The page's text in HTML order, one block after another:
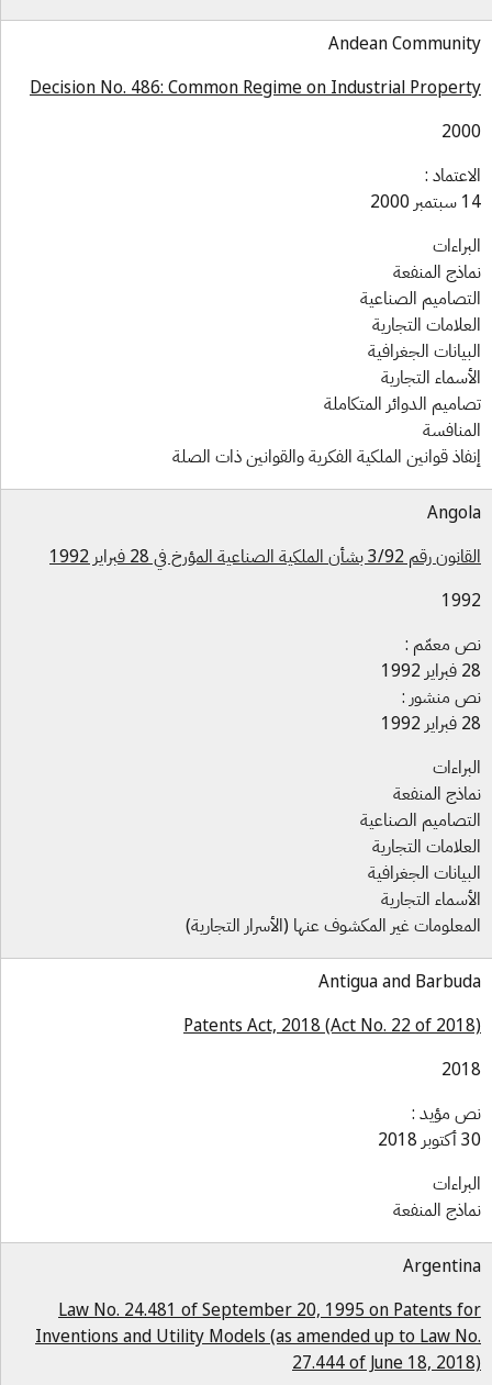
Andean
Decision No. 486: Common Regime on Industrial
:
المنفعة
الصناعية
التجارية
الجغرافية
التجارية
الدوائر المتكاملة
قوانين الملكية الفكرية والقوانين ذات الصلة
3/92 بشأن الملكية الصناعية المؤرخ في 28 فبراير 1992
معمّم :
منشور :
المنفعة
الصناعية
التجارية
الجغرافية
التجارية
غير المكشوف عنها (الأسرار التجارية)
Antigua and
Patents Act, 2018 (Act No. 22 of
مؤيد :
المنفعة
Law No. 24.481 of September 20, 1995 on Patents
Inventions and Utility Models (as amended up to Law
27.444 of June 18,